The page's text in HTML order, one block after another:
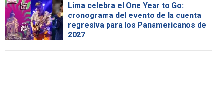
Lima celebra el One Year to Go:
cronograma del evento de la cuenta
regresiva para los Panamericanos de
2027